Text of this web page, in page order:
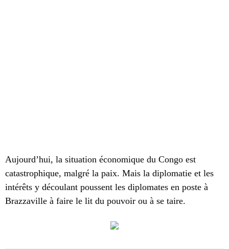
Aujourd’hui, la situation économique du Congo est
catastrophique, malgré la paix. Mais la diplomatie et les
intérêts y découlant poussent les diplomates en poste à
Brazzaville à faire le lit du pouvoir ou à se taire.